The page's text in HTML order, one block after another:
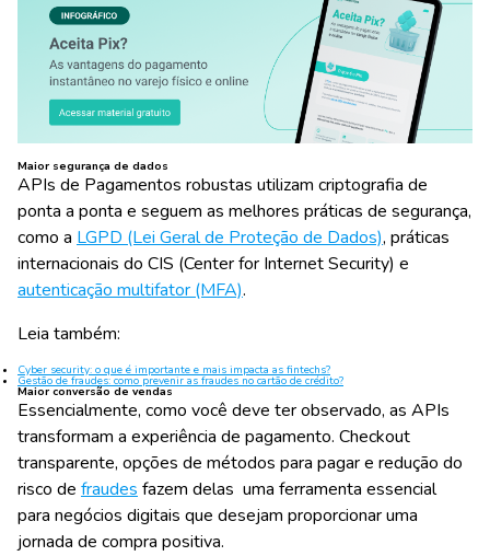
Maior segurança de dados
APIs de Pagamentos robustas utilizam criptografia de
ponta a ponta e seguem as melhores práticas de segurança,
como a LGPD (Lei Geral de Proteção de Dados), práticas
internacionais do CIS (Center for Internet Security) e
autenticação multifator (MFA).
Leia também:
Cyber security: o que é importante e mais impacta as fintechs?
Gestão de fraudes: como prevenir as fraudes no cartão de crédito?
Maior conversão de vendas
Essencialmente, como você deve ter observado, as APIs
transformam a experiência de pagamento. Checkout
transparente, opções de métodos para pagar e redução do
risco de fraudes fazem delas uma ferramenta essencial
para negócios digitais que desejam proporcionar uma
jornada de compra positiva.